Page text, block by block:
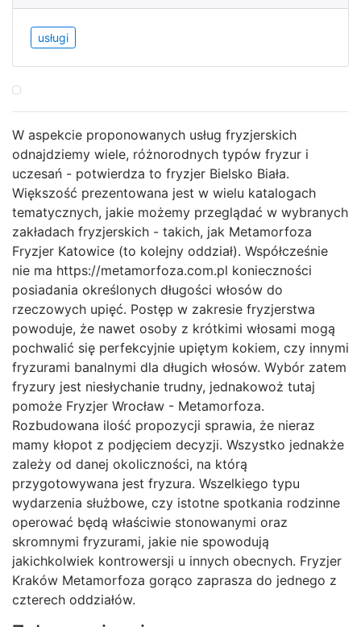
usługi
W aspekcie proponowanych usług fryzjerskich
odnajdziemy wiele, różnorodnych typów fryzur i
uczesań - potwierdza to fryzjer Bielsko Biała.
Większość prezentowana jest w wielu katalogach
tematycznych, jakie możemy przeglądać w wybranych
zakładach fryzjerskich - takich, jak Metamorfoza
Fryzjer Katowice (to kolejny oddział). Współcześnie
nie ma https://metamorfoza.com.pl konieczności
posiadania określonych długości włosów do
rzeczowych upięć. Postęp w zakresie fryzjerstwa
powoduje, że nawet osoby z krótkimi włosami mogą
pochwalić się perfekcyjnie upiętym kokiem, czy innymi
fryzurami banalnymi dla długich włosów. Wybór zatem
fryzury jest niesłychanie trudny, jednakowoż tutaj
pomoże Fryzjer Wrocław - Metamorfoza.
Rozbudowana ilość propozycji sprawia, że nieraz
mamy kłopot z podjęciem decyzji. Wszystko jednakże
zależy od danej okoliczności, na którą
przygotowywana jest fryzura. Wszelkiego typu
wydarzenia służbowe, czy istotne spotkania rodzinne
operować będą właściwie stonowanymi oraz
skromnymi fryzurami, jakie nie spowodują
jakichkolwiek kontrowersji u innych obecnych. Fryzjer
Kraków Metamorfoza gorąco zaprasza do jednego z
czterech oddziałów.